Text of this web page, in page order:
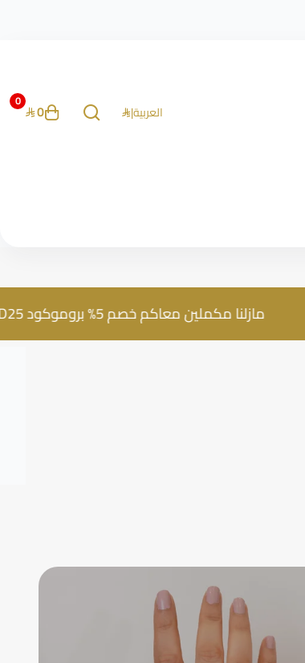
العربية|
0 0
مازلنا مكملين معاكم خصم 5% بروموكود AQD25